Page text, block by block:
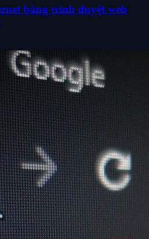
bằng trình duyệt web